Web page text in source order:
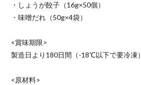
・しょうが餃子（16g×50個）
・味噌だれ（50g×4袋）
<賞味期限>
製造日より180日間（-18℃以下で要冷凍）
<原材料>